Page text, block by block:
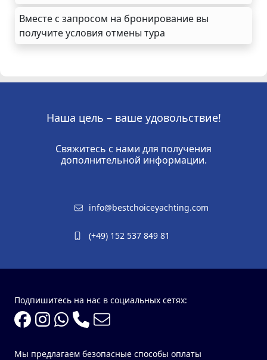
Вместе с запросом на бронирование вы
получите условия отмены тура
Наша цель – ваше удовольствие!
Свяжитесь с нами для получения
дополнительной информации.
info@bestchoiceyachting.com
(+49) 152 537 849 81
Подпишитесь на нас в социальных сетях:
Мы предлагаем безопасные способы оплаты